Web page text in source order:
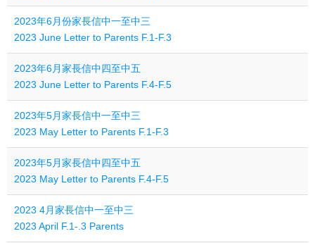
2023年6月份家長信中一至中三
2023 June Letter to Parents F.1-F.3
2023年6月家長信中四至中五
2023 June Letter to Parents F.4-F.5
2023年5月家長信中一至中三
2023 May Letter to Parents F.1-F.3
2023年5月家長信中四至中五
2023 May Letter to Parents F.4-F.5
2023 4月家長信中一至中三
2023 April F.1-.3 Parents